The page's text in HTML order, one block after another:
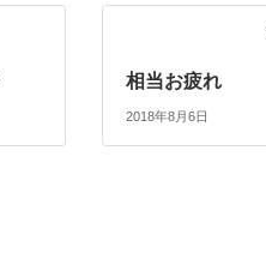
相当お疲れ
2018年8月6日